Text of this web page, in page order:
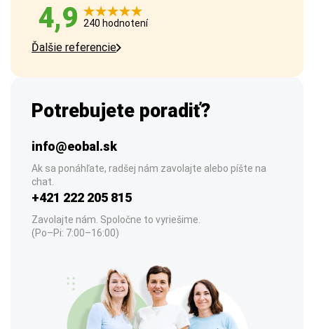
4,9 240 hodnotení
Ďalšie referencie
Potrebujete poradiť?
info@eobal.sk
Ak sa ponáhľate, radšej nám zavolajte alebo píšte na
chat.
+421 222 205 815
Zavolajte nám. Spoločne to vyriešime.
(Po–Pi: 7:00–16:00)